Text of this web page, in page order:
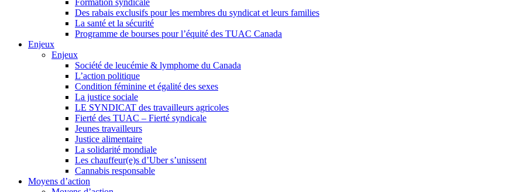
Formation syndicale
Des rabais exclusifs pour les membres du syndicat et leurs families
La santé et la sécurité
Programme de bourses pour l’équité des TUAC Canada
Enjeux
Enjeux
Société de leucémie & lymphome du Canada
L’action politique
Condition féminine et égalité des sexes
La justice sociale
LE SYNDICAT des travailleurs agricoles
Fierté des TUAC – Fierté syndicale
Jeunes travailleurs
Justice alimentaire
La solidarité mondiale
Les chauffeur(e)s d’Uber s’unissent
Cannabis responsable
Moyens d’action